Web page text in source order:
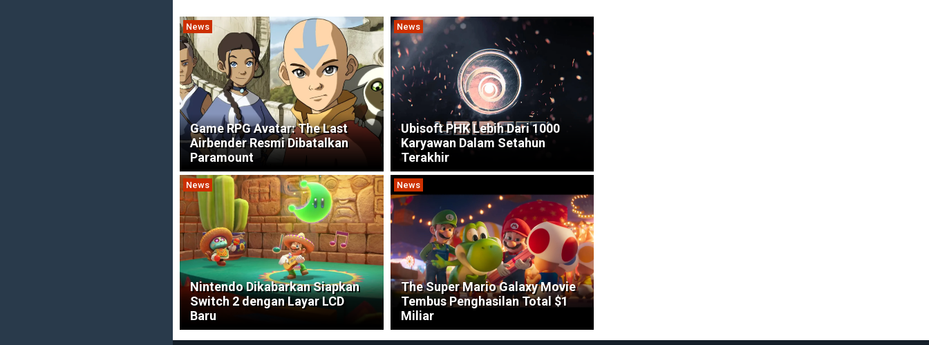
News
Game RPG Avatar: The Last
Airbender Resmi Dibatalkan
Paramount
News
Ubisoft PHK Lebih Dari 1000
Karyawan Dalam Setahun
Terakhir
News
Nintendo Dikabarkan Siapkan
Switch 2 dengan Layar LCD
Baru
News
The Super Mario Galaxy Movie
Tembus Penghasilan Total $1
Miliar